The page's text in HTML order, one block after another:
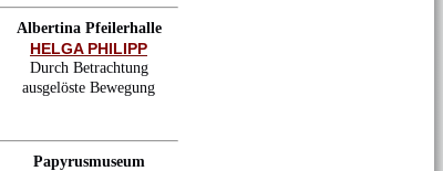
Albertina Pfeilerhalle
HELGA PHILIPP
Durch Betrachtung
ausgelöste Bewegung
Papyrusmuseum